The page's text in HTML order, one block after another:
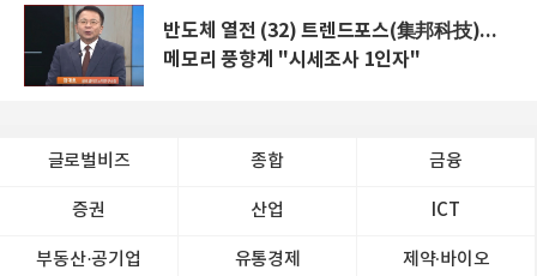
반도체 열전 (32) 트렌드포스(集邦科技)...
메모리 풍향계 "시세조사 1인자"
글로벌비즈 종합 금융
증권 산업 ICT
부동산·공기업 유통경제 제약∙바이오